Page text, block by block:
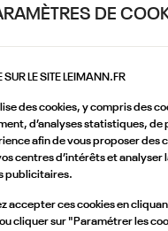
DE
SUR LE SITE LEIMANN.FR
des cookies, y compris des
d’analyses statistiques, de
afin de vous proposer des
centres d’intérêts et analyser
publicitaires.
accepter ces cookies en
cliquer sur "Paramétrer les